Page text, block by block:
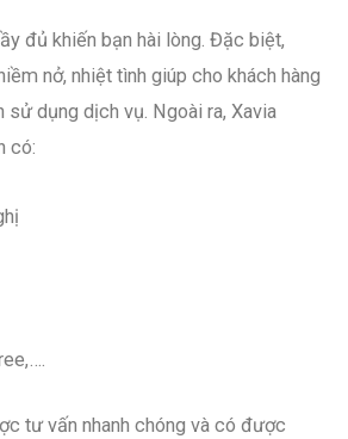
đủ khiến bạn hài lòng. Đặc biệt,
nở, nhiệt tình giúp cho khách hàng
sử dụng dịch vụ. Ngoài ra, Xavia
có:
tư vấn nhanh chóng và có được